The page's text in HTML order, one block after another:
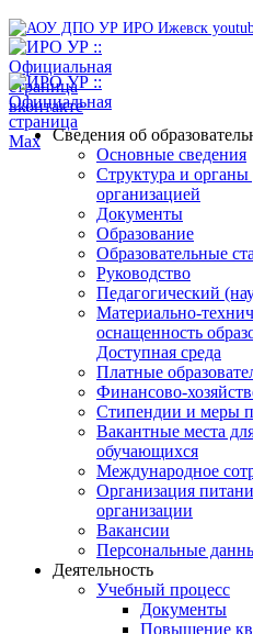
Сведения об
Основные сведения
Структура и органы
организацией
Документы
Образование
Образовательные
Руководство
Педагогический
Материально-
оснащенность
Доступная среда
Платные
Финансово-
Стипендии и меры
Вакантные места
обучающихся
Международное
Организация
организации
Вакансии
Персональные
Деятельность
Учебный процесс
Документы
Повышение